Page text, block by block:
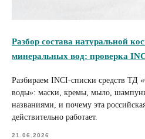
Разбор состава натуральной
минеральных вод: проверка
Разбираем INCI-списки средств ТД
воды»: маски, кремы, мыло,
названиями, и почему эта
действительно работает.
21.06.2026